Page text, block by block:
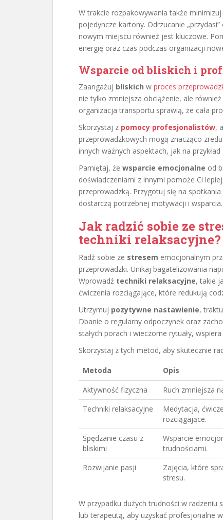
W trakcie rozpakowywania także
pojedyncze kartony. Odrzucanie
nowym miejscu również jest kluczowe.
energię oraz czas podczas organizacji
Wsparcie od bliskich i
Zaangażuj bliskich w proces
nie tylko zmniejsza obciążenie, ale
organizacja transportu sprawią, że cała
Skorzystaj z pomocy profesjonalistów,
przeprowadzkowych mogą znacząco
innych ważnych aspektach, jak na
Pamiętaj, że wsparcie emocjonalne od
doświadczeniami z innymi pomoże Ci
przeprowadzką. Przygotuj się na
dostarczą potrzebnej motywacji i wsparcia.
Jak radzić sobie ze
techniki relaksacyjne?
Radź sobie ze stresem emocjonalnym
przeprowadzki. Unikaj bagatelizowania
Wprowadź techniki relaksacyjne, takie
ćwiczenia rozciągające, które redukują
Utrzymuj pozytywne nastawienie,
Dbanie o regularny odpoczynek oraz
stałych porach i wieczorne rytuały,
Skorzystaj z tych metod, aby skutecznie
Metoda
Opis
Aktywność fizyczna
Ruch zmniejsza
Techniki relaksacyjne
Medytacja,
rozciągające.
Spędzanie czasu z
bliskimi
Wsparcie
trudnościami.
Rozwijanie pasji
Zajęcia, które
stresu.
W przypadku dużych trudności w radzeniu
lub terapeutą, aby uzyskać profesjonalne